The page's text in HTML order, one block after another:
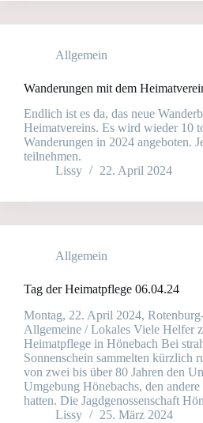
Allgemein
Wanderungen mit dem
Endlich ist es da, das neue
Heimatvereins. Es wird wieder 10
Wanderungen in 2024 angeboten.
teilnehmen.
Lissy
22. April 2024
Allgemein
Tag der Heimatpflege 06.04.24
Montag, 22. April 2024,
Allgemeine / Lokales Viele Helfer
Heimatpflege in Hönebach Bei
Sonnenschein sammelten kürzlich
von zwei bis über 80 Jahren den
Umgebung Hönebachs, den andere
hatten. Die Jagdgenossenschaft
Lissy
25. März 2024